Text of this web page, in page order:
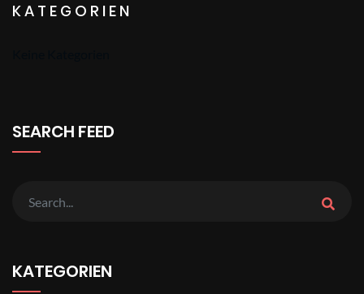
KATEGORIEN
SEARCH FEED
KATEGORIEN